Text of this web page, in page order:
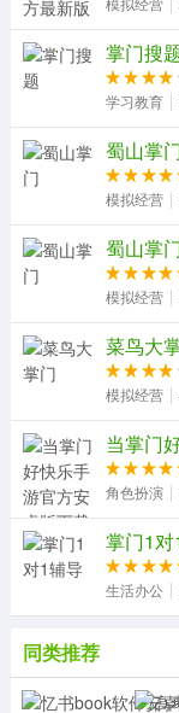
相机拍题：一键拍
结果精准：精准
考点解析：解答有
模拟经营
掌门搜
学习教育
蜀山掌
模拟经营
蜀山掌
模拟经营
菜鸟大
模拟经营
当掌门
角色扮演
掌门1
生活办公
同类推荐